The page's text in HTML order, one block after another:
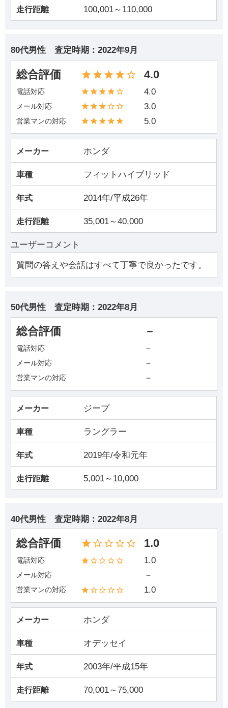
走行距離 100,001～110,000
80代男性 査定時期： 2022年9月
総合評価 4.0
電話対応 4.0
メール対応 3.0
営業マンの対応 5.0
メーカー ホンダ
車種 フィットハイブリッド
年式 2014年/平成26年
走行距離 35,001～40,000
ユーザーコメント
質問の答えや会話はすべて丁寧で良かったです。
50代男性 査定時期： 2022年8月
総合評価 －
電話対応 －
メール対応 －
営業マンの対応 －
メーカー ジープ
車種 ラングラー
年式 2019年/令和元年
走行距離 5,001～10,000
40代男性 査定時期： 2022年8月
総合評価 1.0
電話対応 1.0
メール対応 －
営業マンの対応 1.0
メーカー ホンダ
車種 オデッセイ
年式 2003年/平成15年
走行距離 70,001～75,000